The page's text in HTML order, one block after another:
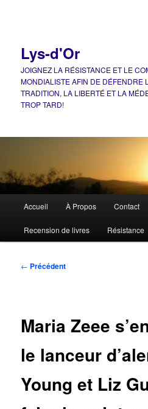
Lys-d'Or
JOIGNEZ LA RÉSISTANCE ET LE
MONDIALISTE AFIN DE DÉFENDRE
TRADITION, LA LIBERTÉ ET LA
TROP TARD!
principal
Accueil À Propos Contact
Recension de livres Résistance
Navigation
← Précédent
Maria Zeee
le lanceur
Young et Liz